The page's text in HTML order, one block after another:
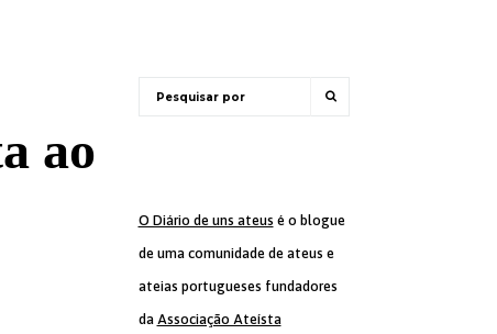
ao
O Diário de uns ateus é o blogue
de uma comunidade de ateus e
ateias portugueses fundadores
da Associação Ateísta